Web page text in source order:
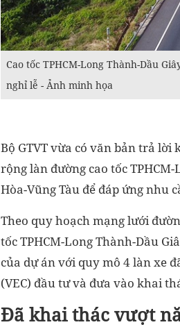
Cao tốc TPHCM-Long Thành-Dầu
nghỉ lễ - Ảnh minh họa
Bộ GTVT vừa có văn bản trả
rộng làn đường cao tốc
Hòa-Vũng Tàu để đáp ứng
Theo quy hoạch mạng lưới
tốc TPHCM-Long Thành-Dầu
của dự án với quy mô 4 làn xe
(VEC) đầu tư và đưa vào khai
Đã khai thác vượt